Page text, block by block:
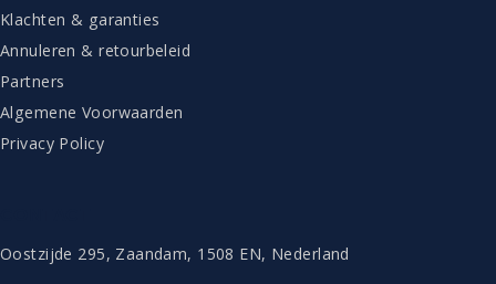
Klachten & garanties
Annuleren & retourbeleid
Partners
Algemene Voorwaarden
Privacy Policy
Oostzijde 295, Zaandam, 1508 EN, Nederland